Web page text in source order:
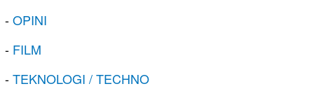
-OPINI
- FILM
-TEKNOLOGI / TECHNO